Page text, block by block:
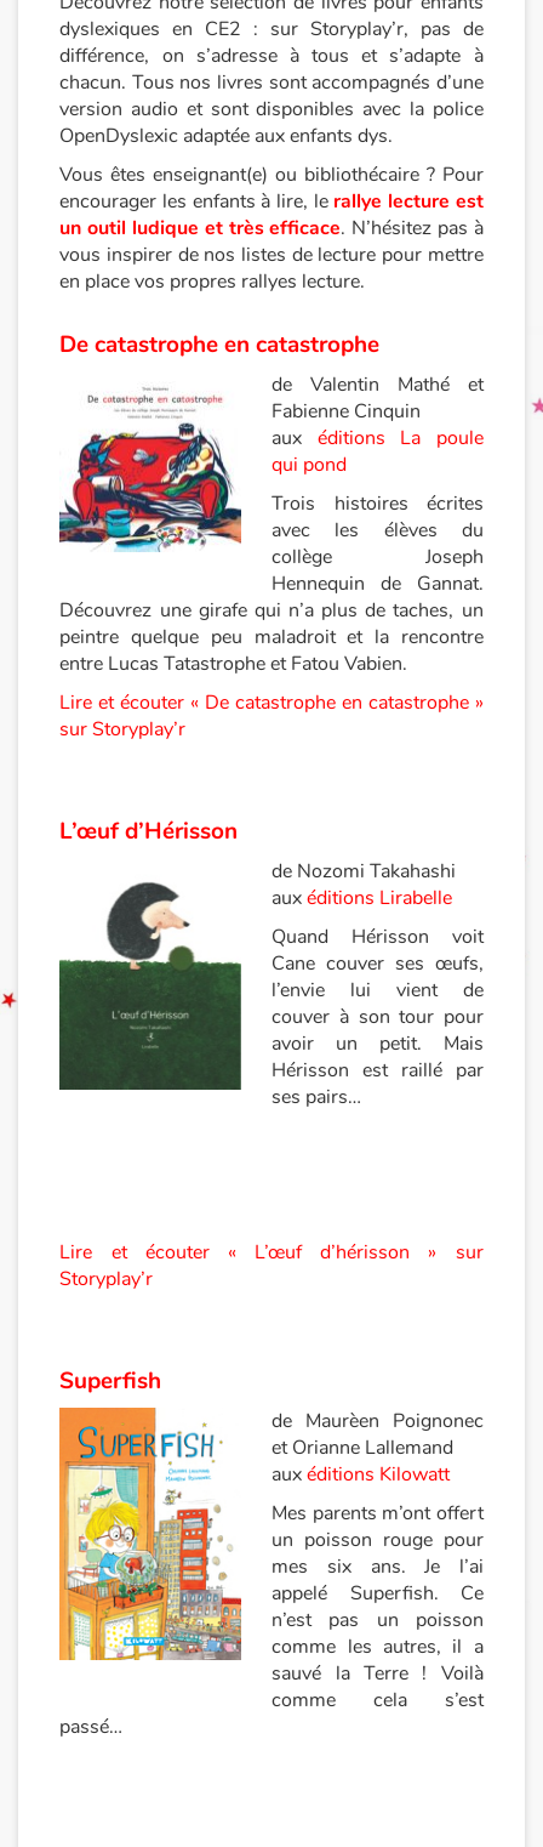
Princesses et princes, rois, reines et dragons
Ogres, monstres et sorcières
Héroïnes et héros
Écologie, nature, saisons
Les animaux
Voyage, épopée, enquête, aventure
Autour du monde
Apprentissage
Art, espace, activité
En famille
Quotidien et loisirs
Fêtes et évènements
Amour et amitié
Sujets de société
Émotions et sentiments
Famille
Médiathèques
Vidéos & Tutoriaux
Actualités
dyslexiques en CE2 : sur Storyplay’r, pas de
différence, on s’adresse à tous et s’adapte à
chacun. Tous nos livres sont accompagnés d’une
version audio et sont disponibles avec la police
OpenDyslexic adaptée aux enfants dys.
Vous êtes enseignant(e) ou bibliothécaire ? Pour
encourager les enfants à lire, le rallye lecture est
un outil ludique et très efficace. N’hésitez pas à
vous inspirer de nos listes de lecture pour mettre
en place vos propres rallyes lecture.
De catastrophe en catastrophe
de Valentin Mathé et
Fabienne Cinquin
aux éditions La poule
qui pond
Trois histoires écrites
avec les élèves du
collège Joseph
Hennequin de Gannat.
Découvrez une girafe qui n’a plus de taches, un
peintre quelque peu maladroit et la rencontre
entre Lucas Tatastrophe et Fatou Vabien.
Lire et écouter « De catastrophe en catastrophe »
sur Storyplay’r
L’œuf d’Hérisson
de Nozomi Takahashi
auxéditions Lirabelle
Quand Hérisson voit
Cane couver ses œufs,
l’envie lui vient de
couver à son tour pour
avoir un petit. Mais
Hérisson est raillé par
ses pairs…
Lire et écouter « L’œuf d’hérisson » sur
Storyplay’r
Superfish
de Maurèen Poignonec
et Orianne Lallemand
auxéditions Kilowatt
Mes parents m’ont offert
un poisson rouge pour
mes six ans. Je l’ai
appelé Superfish. Ce
n’est pas un poisson
comme les autres, il a
sauvé la Terre ! Voilà
comme cela s’est
passé…